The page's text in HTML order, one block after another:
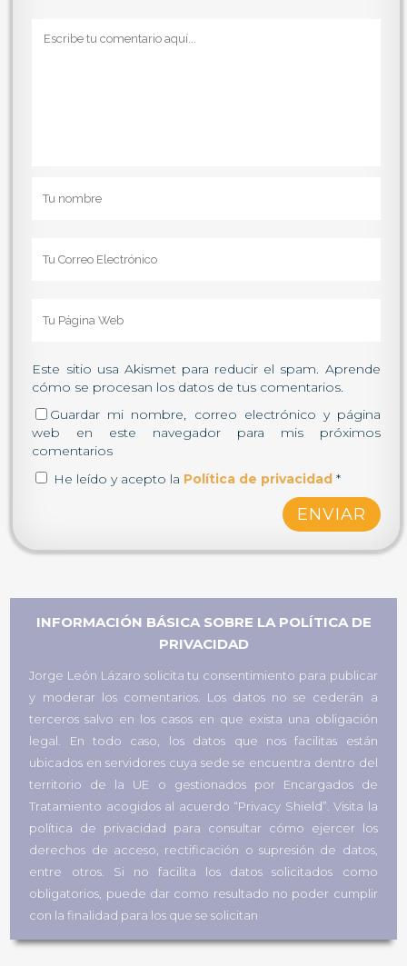
Este sitio usa Akismet para reducir el spam. Aprende
cómo se procesan los datos de tus comentarios.
Guardar mi nombre, correo electrónico y página
web en este navegador para mis próximos
comentarios
He leído y acepto la Política de privacidad*
INFORMACIÓN BÁSICA SOBRE LA POLÍTICA DE
PRIVACIDAD
Jorge León Lázaro solicita tu consentimiento para publicar
y moderar los comentarios. Los datos no se cederán a
terceros salvo en los casos en que exista una obligación
legal. En todo caso, los datos que nos facilitas están
ubicados en servidores cuya sede se encuentra dentro del
territorio de la UE o gestionados por Encargados de
Tratamiento acogidos al acuerdo “Privacy Shield”. Visita la
política de privacidad para consultar cómo ejercer los
derechos de acceso, rectificación o supresión de datos,
entre otros. Si no facilita los datos solicitados como
obligatorios, puede dar como resultado no poder cumplir
con la finalidad para los que se solicitan